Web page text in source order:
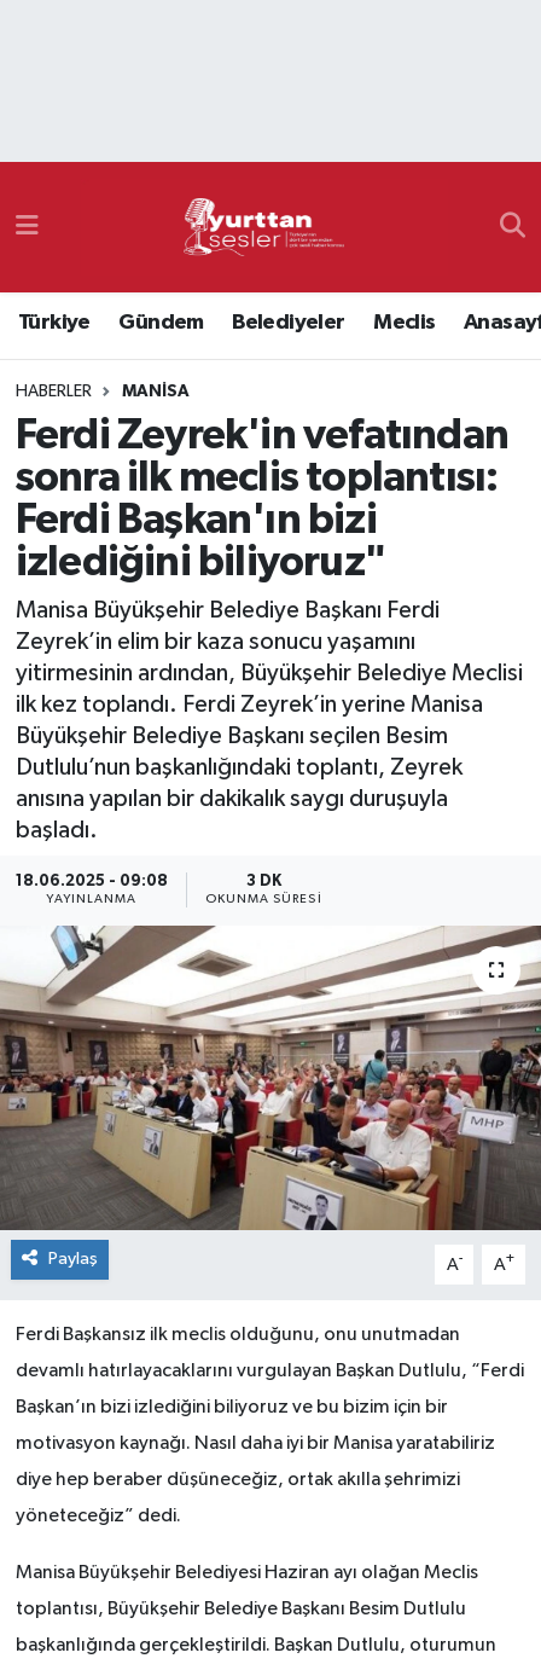
Türkiye Gündem Belediyeler Meclis
HABERLER MANISA
Ferdi Zeyrek'in vefatından
sonra ilk meclis toplantısı:
Ferdi Başkan'ın bizi
izlediğini biliyoruz"
Manisa Büyükşehir Belediye Başkanı Ferdi
Zeyrek’in elim bir kaza sonucu yaşamını
yitirmesinin ardından, Büyükşehir Belediye Meclisi
ilk kez toplandı. Ferdi Zeyrek’in yerine Manisa
Büyükşehir Belediye Başkanı seçilen Besim
Dutlulu’nun başkanlığındaki toplantı, Zeyrek
anısına yapılan bir dakikalık saygı duruşuyla
başladı.
18.06.2025 - 09:08
YAYINLANMA
3 DK
OKUNMA SÜRESI
Paylaş A- A+
Ferdi Başkansız ilk meclis olduğunu, onu unutmadan
devamlı hatırlayacaklarını vurgulayan Başkan Dutlulu, “Ferdi
Başkan’ın bizi izlediğini biliyoruz ve bu bizim için bir
motivasyon kaynağı. Nasıl daha iyi bir Manisa yaratabiliriz
diye hep beraber düşüneceğiz, ortak akılla şehrimizi
yöneteceğiz” dedi.
Manisa Büyükşehir Belediyesi Haziran ayı olağan Meclis
toplantısı, Büyükşehir Belediye Başkanı Besim Dutlulu
başkanlığında gerçekleştirildi. Başkan Dutlulu, oturumun
Namaz Vakitleri
Süper Lig Puan Durumu ve Fikstür
Tüm Manşetler
Son Dakika Haberleri
Haber Arşivi